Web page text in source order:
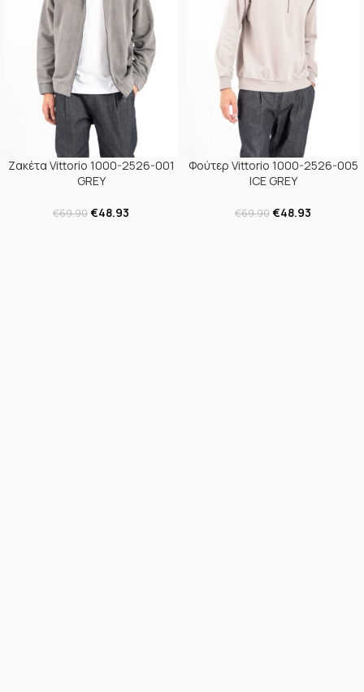
Ζακέτα Vittorio 1000-2526-001
GREY
€69.90€48.93
Φούτερ Vittorio 1000-2526-005
ICE GREY
€69.90€48.93